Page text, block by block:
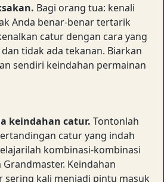
Bagi orang tua: kenali
Anda benar-benar tertarik
catur dengan cara yang
tidak ada tekanan. Biarkan
sendiri keindahan permainan
keindahan catur. Tontonlah
catur yang indah
kombinasi-kombinasi
Keindahan
sering kali menjadi pintu masuk